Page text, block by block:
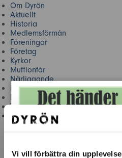
Vi vill förbättra din upplevelse
Om Dyrön
Aktuellt
Historia
Medlemsförmån
Föreningar
Företag
Kyrkor
Mufflonfår
Närliggande
Brandvärn & sjuktransport
Hjärtstartare
Ta dig hit
Integritetspolicy